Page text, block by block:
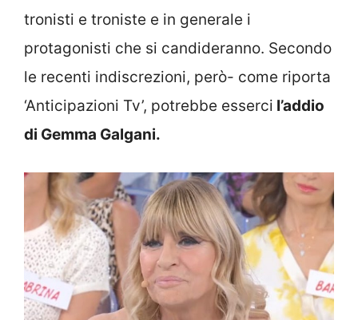
tronisti e troniste e in generale i
protagonisti che si candideranno. Secondo
le recenti indiscrezioni, però- come riporta
‘Anticipazioni Tv’, potrebbe esserci l’addio
di Gemma Galgani.